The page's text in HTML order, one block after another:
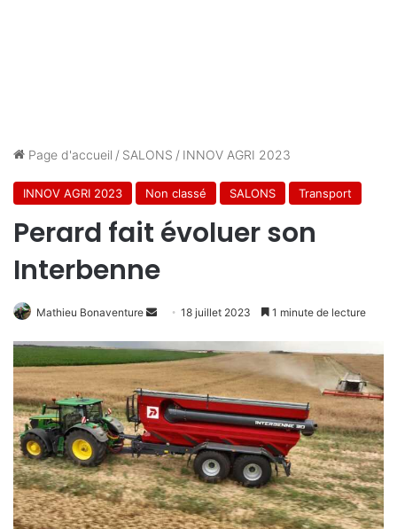
Page d'accueil / SALONS / INNOV AGRI 2023
INNOV AGRI 2023 Non classé SALONS Transport
Perard fait évoluer son
Interbenne
Mathieu Bonaventure
Envoyer
courriel
18 juillet 2023 1 minute de lecture